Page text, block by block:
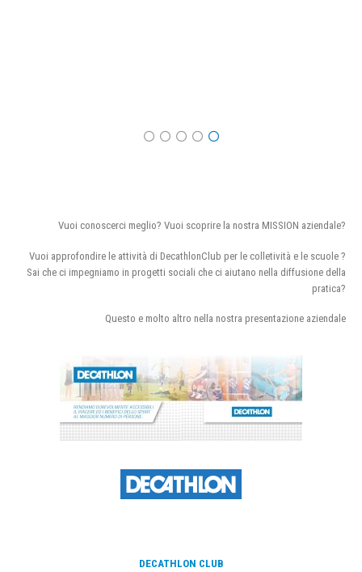
Vuoi conoscerci meglio? Vuoi scoprire la nostra MISSION aziendale?
Vuoi approfondire le attività di DecathlonClub per le colletività e le scuole ?
Sai che ci impegniamo in progetti sociali che ci aiutano nella diffusione della
pratica?
Questo e molto altro nella nostra presentazione aziendale
DECATHLON CLUB